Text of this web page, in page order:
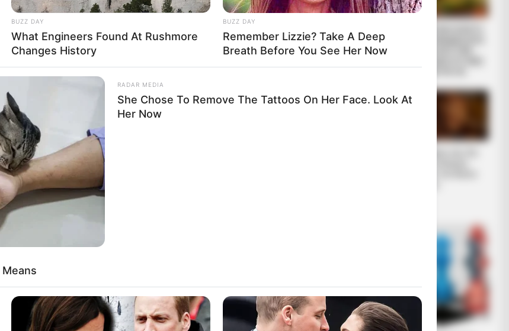
Στρατιωτική Επιχείρηση Στόχοι 34 Στρατηγικών Τοποθεσιών
μπλακάουτ – Ενεργοποίηση EBS για ένα Επικό Γεγονός
Ελευθέρωση της Ανθρωπότητας!
μας δείχνει ότι η
ίδια η εκκλησία
BUZZ DAY
What Engineers Found At Rushmore
Changes History
BUZZ DAY
Remember Lizzie? Take A Deep
Breath Before You See Her Now
RADAR MEDIA
She Chose To Remove The Tattoos On Her Face. Look At
Her Now
HABERION
A Plane Took Off Wrong – See What
Happened